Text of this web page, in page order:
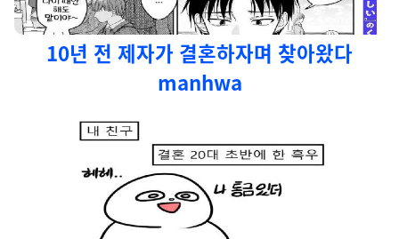
10년 전 제자가 결혼하자며 찾아왔다
manhwa